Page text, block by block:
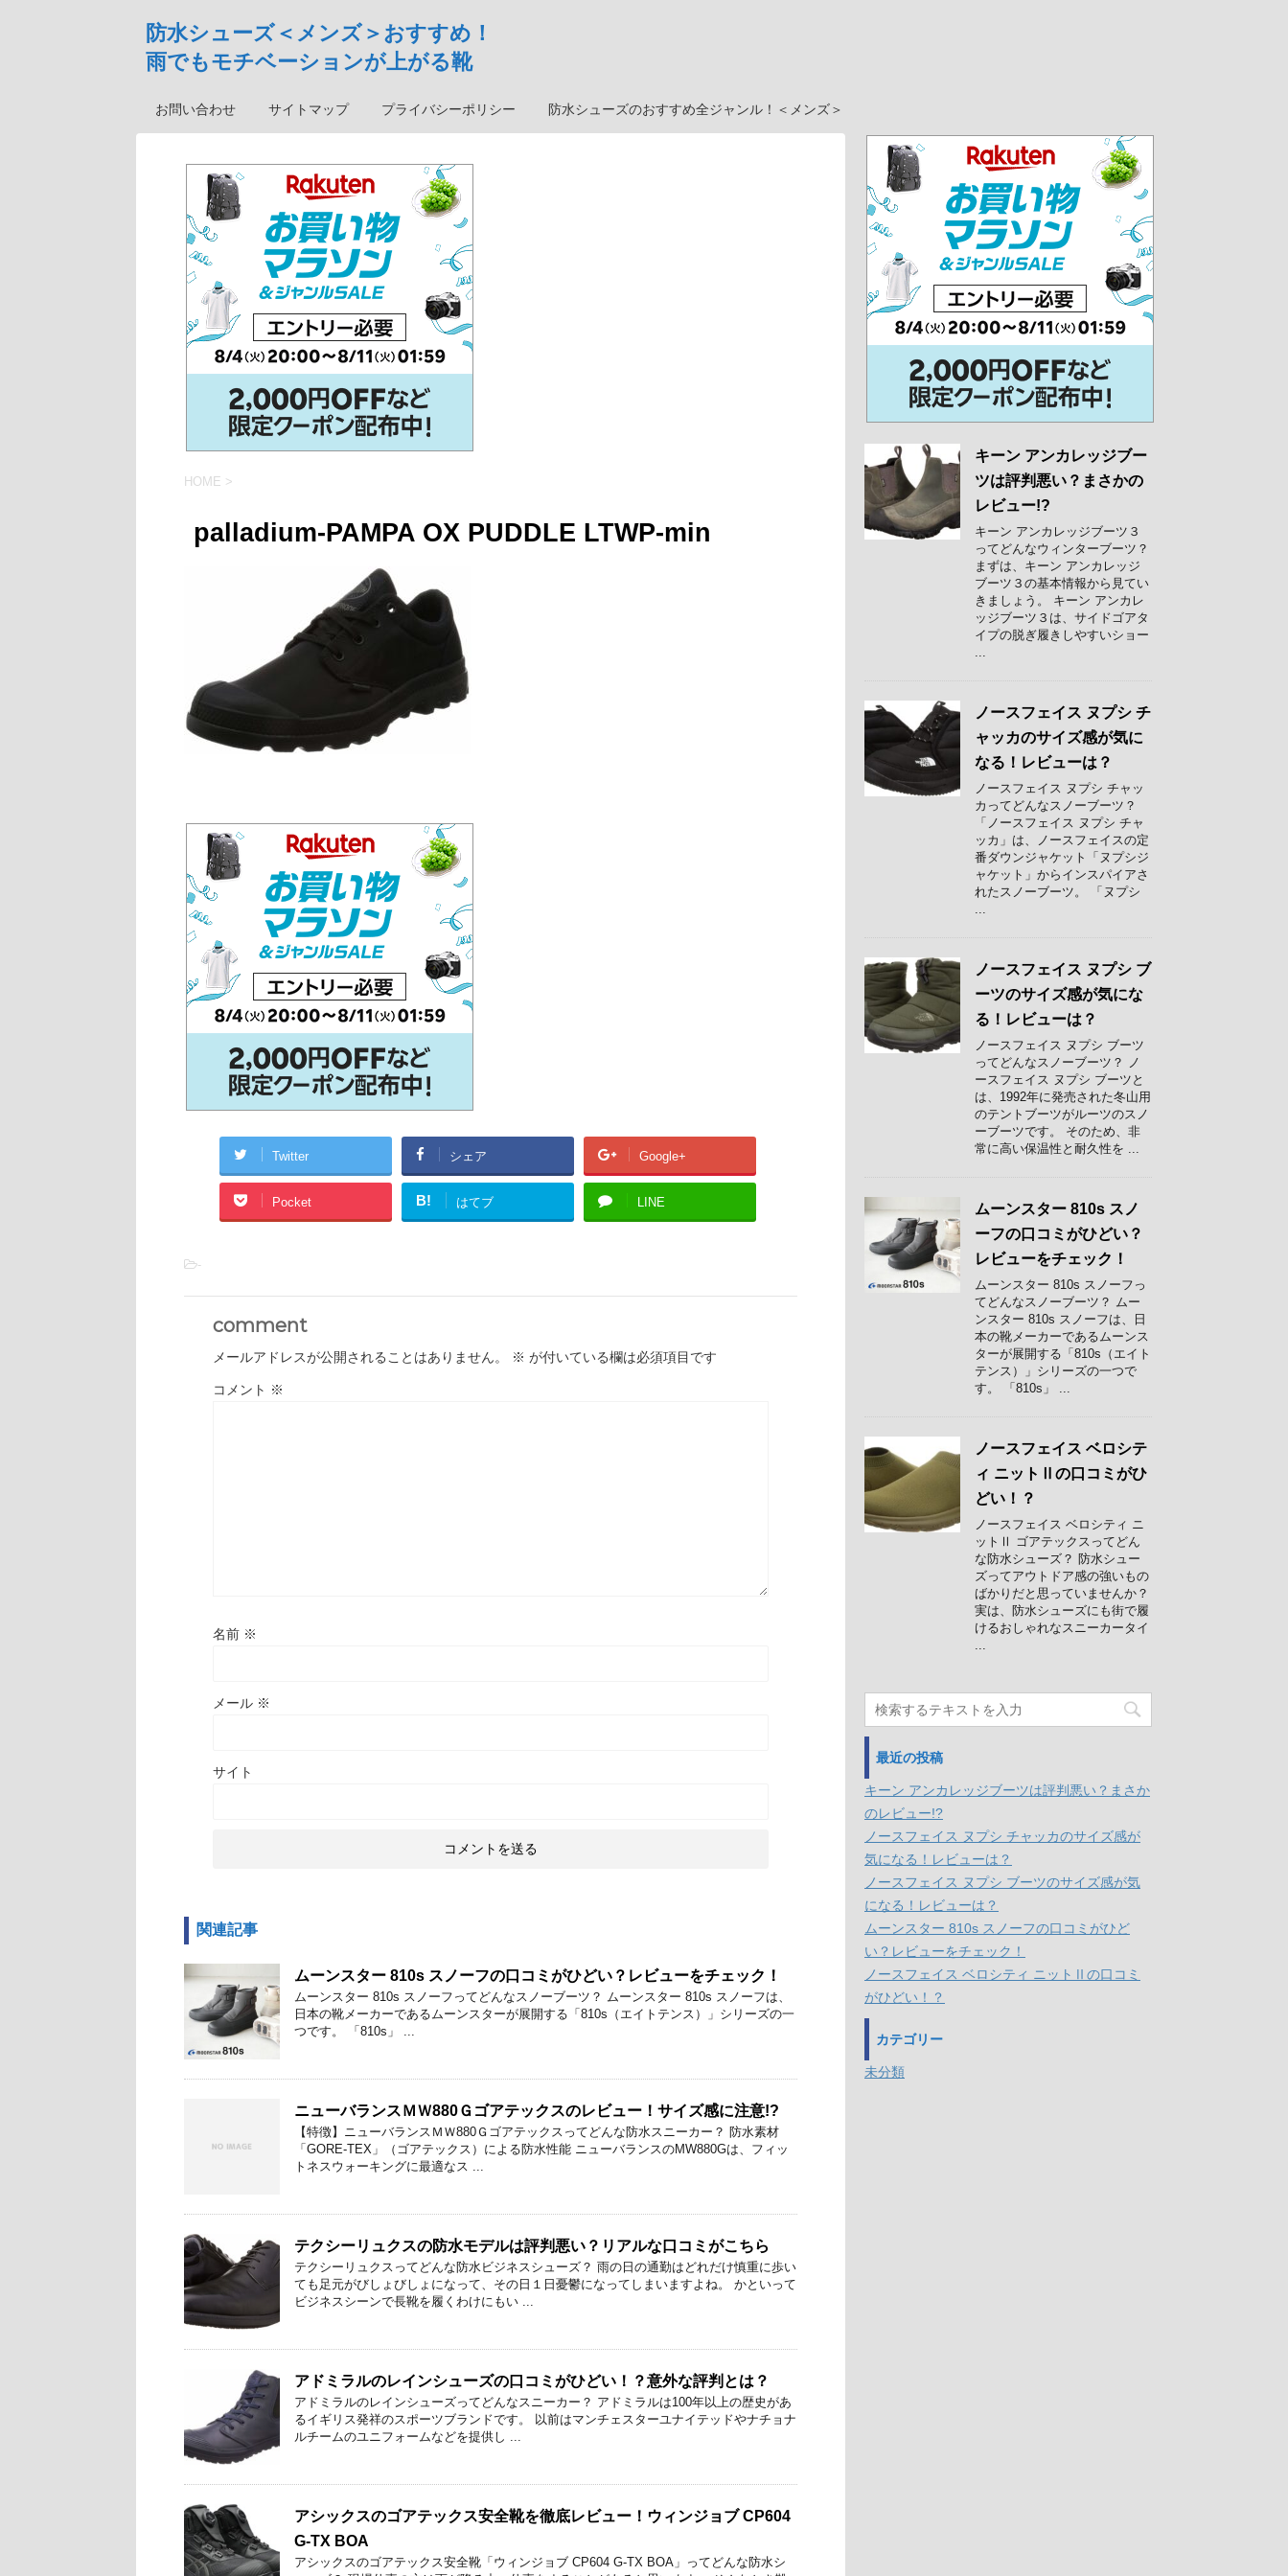
防水シューズ＜メンズ＞おすすめ！
雨でもモチベーションが上がる靴
お問い合わせ サイトマップ プライバシーポリシー 防水シューズのおすすめ全ジャンル！＜メンズ＞
HOME >
palladium-PAMPA OX PUDDLE LTWP-min
Twitter シェア Google+
Pocket B! はてブ LINE
-
comment
メールアドレスが公開されることはありません。 ※ が付いている欄は必須項目です
コメント ※
名前 ※
メール ※
サイト
関連記事
ムーンスター 810s スノーフの口コミがひどい？レビューをチェック！
ムーンスター 810s スノーフってどんなスノーブーツ？ ムーンスター 810s スノーフは、
日本の靴メーカーであるムーンスターが展開する「810s（エイトテンス）」シリーズの一
つです。 「810s」 ...
ニューバランスＭＷ880Ｇゴアテックスのレビュー！サイズ感に注意!?
【特徴】ニューバランスＭＷ880Ｇゴアテックスってどんな防水スニーカー？ 防水素材
「GORE-TEX」（ゴアテックス）による防水性能 ニューバランスのMW880Gは、フィッ
トネスウォーキングに最適なス ...
テクシーリュクスの防水モデルは評判悪い？リアルな口コミがこちら
テクシーリュクスってどんな防水ビジネスシューズ？ 雨の日の通勤はどれだけ慎重に歩い
ても足元がびしょびしょになって、その日１日憂鬱になってしまいますよね。 かといって
ビジネスシーンで長靴を履くわけにもい ...
アドミラルのレインシューズの口コミがひどい！？意外な評判とは？
アドミラルのレインシューズってどんなスニーカー？ アドミラルは100年以上の歴史があ
るイギリス発祥のスポーツブランドです。 以前はマンチェスターユナイテッドやナチョナ
ルチームのユニフォームなどを提供し ...
アシックスのゴアテックス安全靴を徹底レビュー！ウィンジョブ CP604
G-TX BOA
アシックスのゴアテックス安全靴「ウィンジョブ CP604 G-TX BOA」ってどんな防水シ
キーン アンカレッジブー
ツは評判悪い？まさかの
レビュー!?
キーン アンカレッジブーツ３
ってどんなウィンターブーツ？
まずは、キーン アンカレッジ
ブーツ３の基本情報から見てい
きましょう。 キーン アンカレ
ッジブーツ３は、サイドゴアタ
イプの脱ぎ履きしやすいショー
...
ノースフェイス ヌプシ チ
ャッカのサイズ感が気に
なる！レビューは？
ノースフェイス ヌプシ チャッ
カってどんなスノーブーツ？
「ノースフェイス ヌプシ チャ
ッカ」は、ノースフェイスの定
番ダウンジャケット「ヌプシジ
ャケット」からインスパイアさ
れたスノーブーツ。 「ヌプシ
...
ノースフェイス ヌプシ ブ
ーツのサイズ感が気にな
る！レビューは？
ノースフェイス ヌプシ ブーツ
ってどんなスノーブーツ？ ノ
ースフェイス ヌプシ ブーツと
は、1992年に発売された冬山用
のテントブーツがルーツのスノ
ーブーツです。 そのため、非
常に高い保温性と耐久性を ...
ムーンスター 810s スノ
ーフの口コミがひどい？
レビューをチェック！
ムーンスター 810s スノーフっ
てどんなスノーブーツ？ ムー
ンスター 810s スノーフは、日
本の靴メーカーであるムーンス
ターが展開する「810s（エイト
テンス）」シリーズの一つで
す。 「810s」 ...
ノースフェイス ベロシテ
ィ ニットⅡの口コミがひ
どい！？
ノースフェイス ベロシティ ニ
ットⅡ ゴアテックスってどん
な防水シューズ？ 防水シュー
ズってアウトドア感の強いもの
ばかりだと思っていませんか？
実は、防水シューズにも街で履
けるおしゃれなスニーカータイ
...
最近の投稿
キーン アンカレッジブーツは評判悪い？まさか
のレビュー!?
ノースフェイス ヌプシ チャッカのサイズ感が
気になる！レビューは？
ノースフェイス ヌプシ ブーツのサイズ感が気
になる！レビューは？
ムーンスター 810s スノーフの口コミがひど
い？レビューをチェック！
ノースフェイス ベロシティ ニットⅡの口コミ
がひどい！？
カテゴリー
未分類